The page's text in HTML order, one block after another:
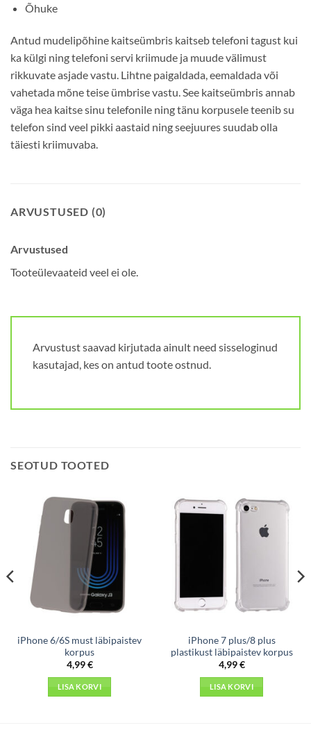
Õhuke
Antud mudelipõhine kaitseümbris kaitseb telefoni tagust kui
ka külgi ning telefoni servi kriimude ja muude välimust
rikkuvate asjade vastu. Lihtne paigaldada, eemaldada või
vahetada mõne teise ümbrise vastu. See kaitseümbris annab
väga hea kaitse sinu telefonile ning tänu korpusele teenib su
telefon sind veel pikki aastaid ning seejuures suudab olla
täiesti kriimuvaba.
ARVUSTUSED (0)
Arvustused
Tooteülevaateid veel ei ole.
Arvustust saavad kirjutada ainult need sisseloginud
kasutajad, kes on antud toote ostnud.
SEOTUD TOOTED
iPhone 6/6S must läbipaistev
korpus
4,99€
LISA KORVI
iPhone 7 plus/8 plus
plastikust läbipaistev korpus
4,99€
LISA KORVI